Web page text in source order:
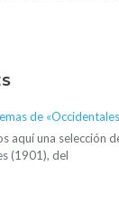
de
aquí una selección
(1901), del